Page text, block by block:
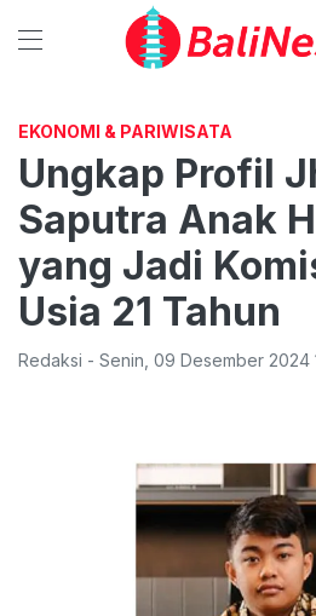
EKONOMI & PARIWISATA
Ungkap Profil
Saputra Anak
yang Jadi
Usia 21 Tahun
Redaksi - Senin 09 Desember 2024